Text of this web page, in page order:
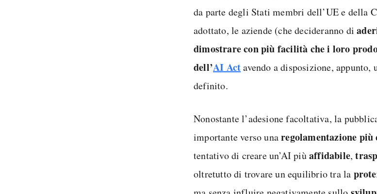
da parte degli Stati membri dell’UE e della
adottato, le aziende (che decideranno di
dimostrare con più facilità che i loro
dell’AI Actavendo a disposizione,
definito.
Nonostante l’adesione facoltativa, la
importante verso unaregolamentazione
tentativo di creare un’AI piùaffidabile,
oltretutto di trovare un equilibrio tra la